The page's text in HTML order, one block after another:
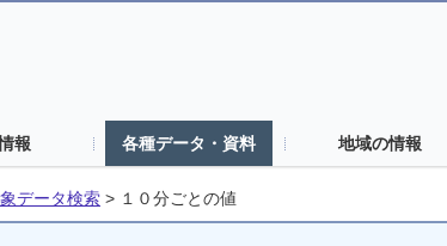
報 各種データ・資料 地域の情報
データ検索 > １０分ごとの値